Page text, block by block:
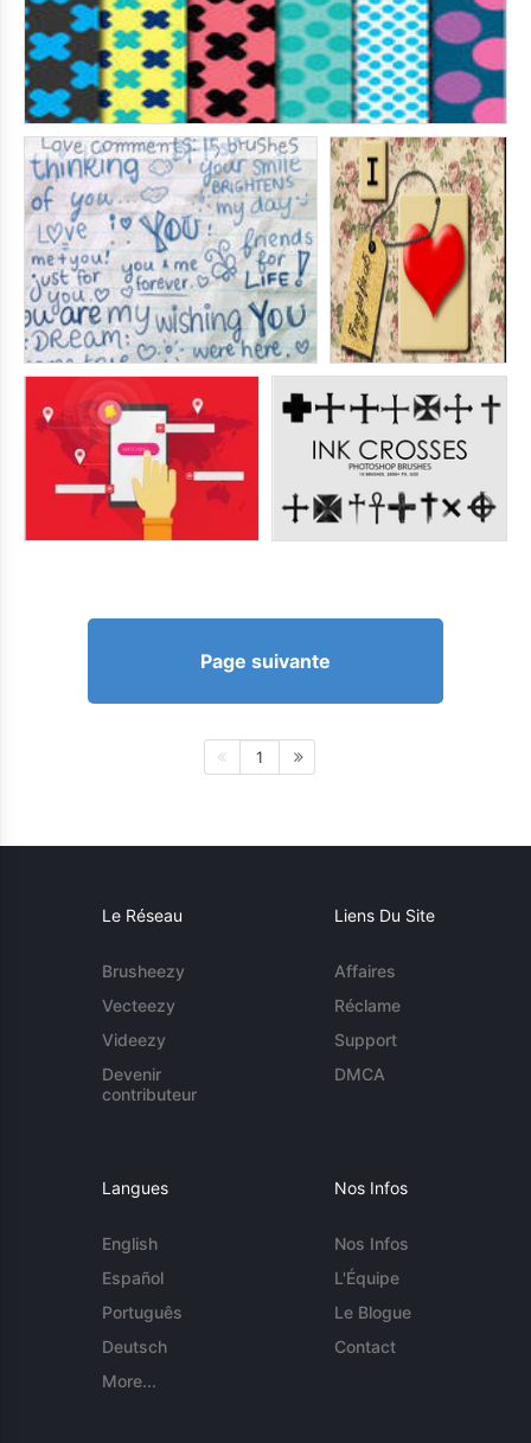
Page suivante
1
Le Réseau
Brusheezy
Vecteezy
Videezy
Devenir
contributeur
Liens Du Site
Affaires
Réclame
Support
DMCA
Langues
English
Español
Português
Deutsch
More...
Nos Infos
Nos Infos
L'Équipe
Le Blogue
Contact